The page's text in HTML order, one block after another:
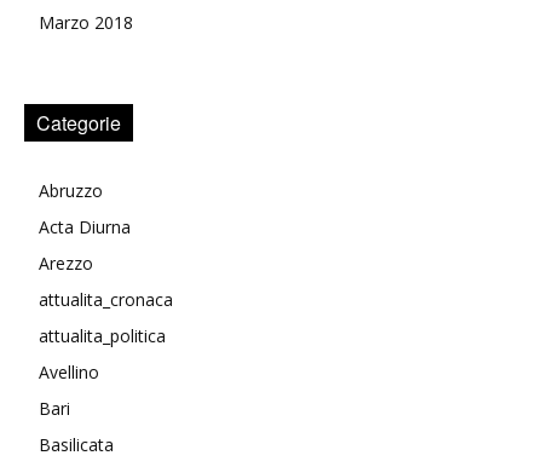
Marzo 2018
Categorie
Abruzzo
Acta Diurna
Arezzo
attualita_cronaca
attualita_politica
Avellino
Bari
Basilicata